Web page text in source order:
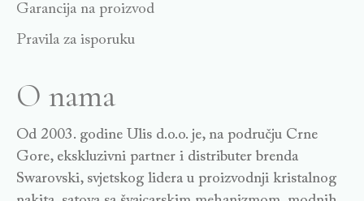
Garancija na proizvod
Pravila za isporuku
O nama
Od 2003. godine Ulis d.o.o. je, na području Crne
Gore, ekskluzivni partner i distributer brenda
Swarovski, svjetskog lidera u proizvodnji kristalnog